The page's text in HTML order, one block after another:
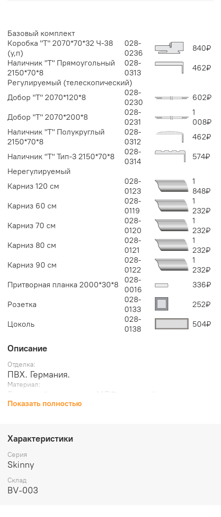
Базовый комплект
Коробка "Т" 2070*70*32 Ч-38
(у,п)
028-
0236
840₽
Наличник "Т" Прямоугольный
2150*70*8
028-
0313
462₽
Регулируемый (телескопический)
Добор "Т" 2070*120*8
028-
0230
602₽
Добор "Т" 2070*200*8
028-
0231
1
008₽
Наличник "Т" Полукруглый
2150*70*8
028-
0312
462₽
Наличник "Т" Тип-3 2150*70*8
028-
0314
574₽
Нерегулируемый
Карниз 120 см
028-
0123
1
848₽
Карниз 60 см
028-
0119
1
232₽
Карниз 70 см
028-
0120
1
232₽
Карниз 80 см
028-
0121
1
232₽
Карниз 90 см
028-
0122
1
232₽
Притворная планка 2000*30*8
028-
0016
336₽
Розетка
028-
0133
252₽
Цоколь
028-
0138
504₽
Описание
Отделка:
ПВХ. Германия.
Материал:
Брус хвойных пород, МДФ, сотовый наполнитель.
Толщина, мм:
10.5
Показать полностью
Характеристики
Серия
Skinny
Склад
BV-003